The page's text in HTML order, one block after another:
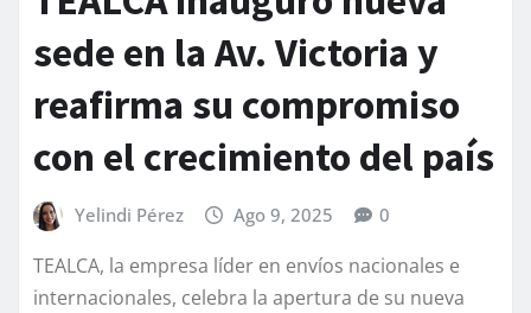
sede en la Av. Victoria y
reafirma su compromiso
con el crecimiento del país
Yelindi Pérez Ago 9, 2025 0
TEALCA, la empresa líder en envíos nacionales e
internacionales, celebra la apertura de su nueva